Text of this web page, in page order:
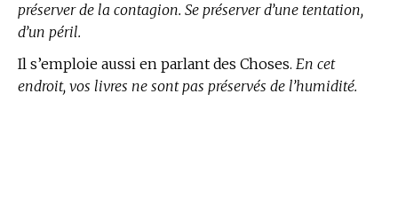
préserver de la contagion. Se préserver d’une tentation,
d’un péril.
Il s’emploie aussi en parlant des Choses. En cet
endroit, vos livres ne sont pas préservés de l’humidité.